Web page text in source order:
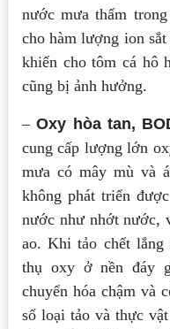
nước mưa thấm
cho hàm lượng ion
khiến cho tôm cá hô
cũng bị ảnh hưởng.
–Oxy hòa tan,
cung cấp lượng lớn
mưa có mây mù và
không phát triển
nước như nhớt nước,
ao. Khi tảo chết
thụ oxy ở nền đáy
chuyển hóa chậm và
số loại tảo và thực